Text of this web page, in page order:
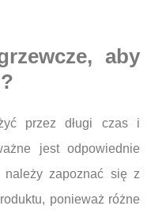
aby
przez długi czas i
jest odpowiednie
zapoznać się z
ponieważ różne